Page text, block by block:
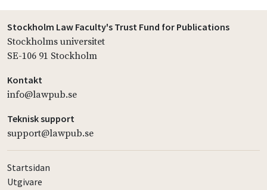
Stockholm Law Faculty's Trust Fund for Publications
Stockholms universitet
SE-106 91 Stockholm
Kontakt
info@lawpub.se
Teknisk support
support@lawpub.se
Startsidan
Utgivare